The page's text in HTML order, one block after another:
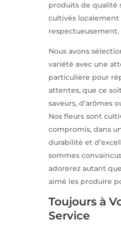
produits de qualité
cultivés localement
respectueusement.
Nous avons
variété avec une
particulière pour
attentes, que ce
saveurs, d’arômes
Nos fleurs sont
compromis, dans
durabilité et
sommes
adorerez autant
aimé les produire
Toujours à
Service